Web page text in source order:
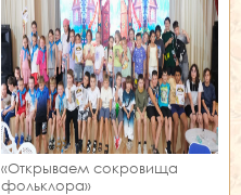
«Открываем сокровища
фольклора»